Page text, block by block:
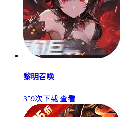
黎明召唤
359次下载 查看